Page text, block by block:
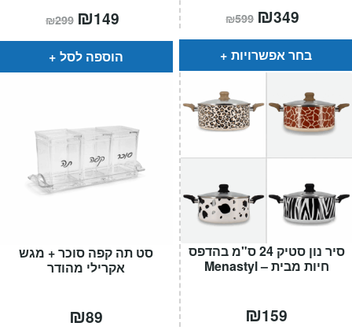
₪299 המחיר
המקורי
היה:
₪299.
₪149
הוא:
הוספה לסל
₪599 המחיר
המקורי
היה:
₪599.
₪349
הוא:
בחר אפשרויות
סט תה קפה סוכר + מגש
אקרילי מהודר
₪89
סיר נון סטיק 24 ס"מ בהדפס
חיות מבית – Menastyl
₪159